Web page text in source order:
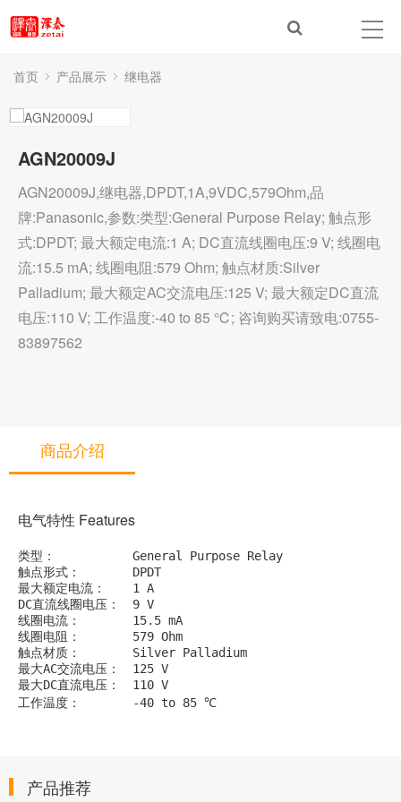
首页 产品展示 继电器
AGN20009J
AGN20009J,继电器,DPDT,1A,9VDC,579Ohm,品
牌:Panasonic,参数:类型:General Purpose Relay; 触点形
式:DPDT; 最大额定电流:1 A; DC直流线圈电压:9 V; 线圈电
流:15.5 mA; 线圈电阻:579 Ohm; 触点材质:Silver
Palladium; 最大额定AC交流电压:125 V; 最大额定DC直流
电压:110 V; 工作温度:-40 to 85 ℃; 咨询购买请致电:0755-
83897562
商品介绍
电气特性 Features
类型：		General Purpose Relay
触点形式：	DPDT
最大额定电流：	1 A
DC直流线圈电压：	9 V
线圈电流：	15.5 mA
线圈电阻：	579 Ohm
触点材质：	Silver Palladium
最大AC交流电压：	125 V
最大DC直流电压：	110 V
工作温度：	-40 to 85 ℃
产品推荐